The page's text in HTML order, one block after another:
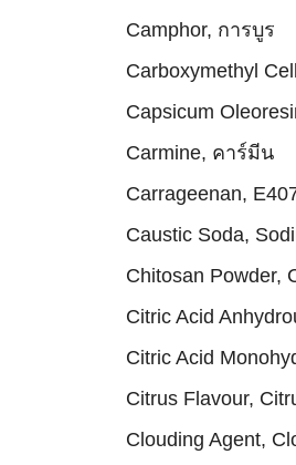
Camphor, การบูร
Carboxymethyl
Capsicum
Carmine, คาร์มีน
Carrageenan,
Caustic Soda,
Chitosan
Citric Acid
Citric Acid
Citrus Flavour,
Clouding Agent,